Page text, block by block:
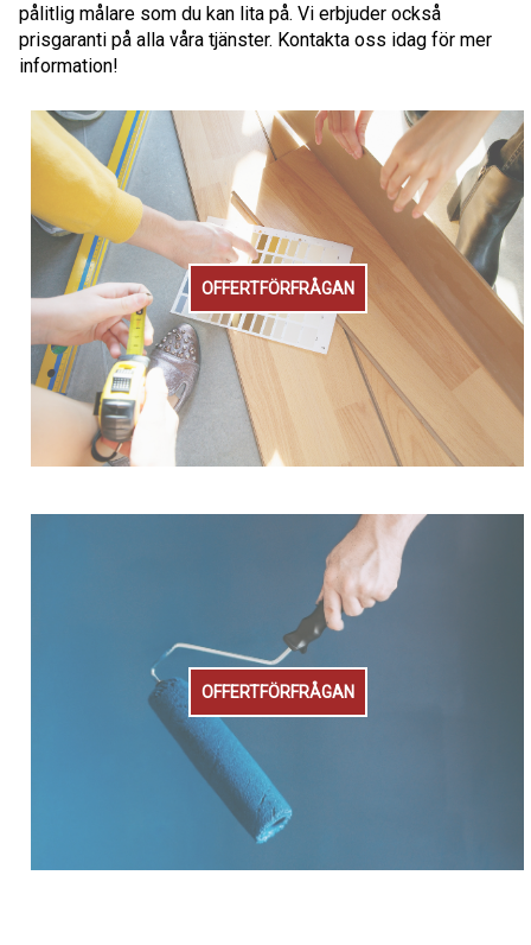
pålitlig målare som du kan lita på. Vi erbjuder också
prisgaranti på alla våra tjänster. Kontakta oss idag för mer
information!
OFFERTFÖRFRÅGAN
OFFERTFÖRFRÅGAN